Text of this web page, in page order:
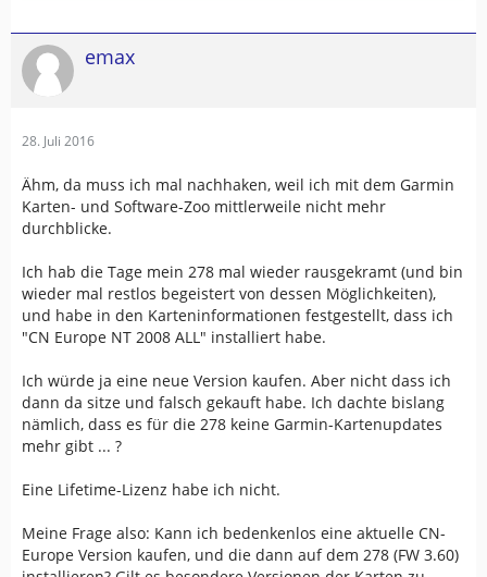
emax
28. Juli 2016
Ähm, da muss ich mal nachhaken, weil ich mit dem Garmin
Karten- und Software-Zoo mittlerweile nicht mehr
durchblicke.
Ich hab die Tage mein 278 mal wieder rausgekramt (und bin
wieder mal restlos begeistert von dessen Möglichkeiten),
und habe in den Karteninformationen festgestellt, dass ich
"CN Europe NT 2008 ALL" installiert habe.
Ich würde ja eine neue Version kaufen. Aber nicht dass ich
dann da sitze und falsch gekauft habe. Ich dachte bislang
nämlich, dass es für die 278 keine Garmin-Kartenupdates
mehr gibt ... ?
Eine Lifetime-Lizenz habe ich nicht.
Meine Frage also: Kann ich bedenkenlos eine aktuelle CN-
Europe Version kaufen, und die dann auf dem 278 (FW 3.60)